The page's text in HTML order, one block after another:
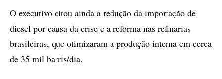
O executivo citou ainda a redução da importação de
diesel por causa da crise e a reforma nas refinarias
brasileiras, que otimizaram a produção interna em cerca
de 35 mil barris/dia.